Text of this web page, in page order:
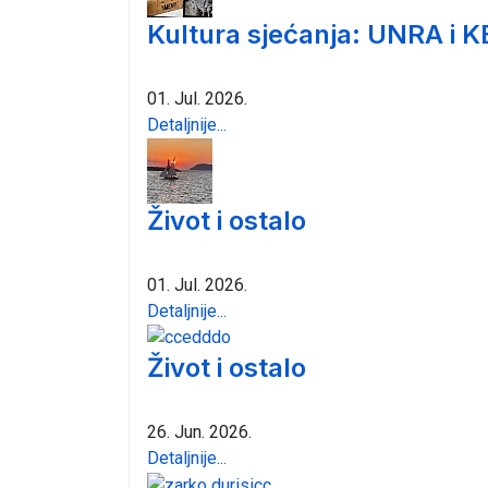
Kultura sjećanja: UNRA i
01. Jul. 2026.
Detaljnije...
Život i ostalo
01. Jul. 2026.
Detaljnije...
Život i ostalo
26. Jun. 2026.
Detaljnije...